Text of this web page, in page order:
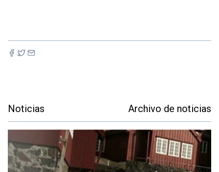
Noticias Archivo de noticias